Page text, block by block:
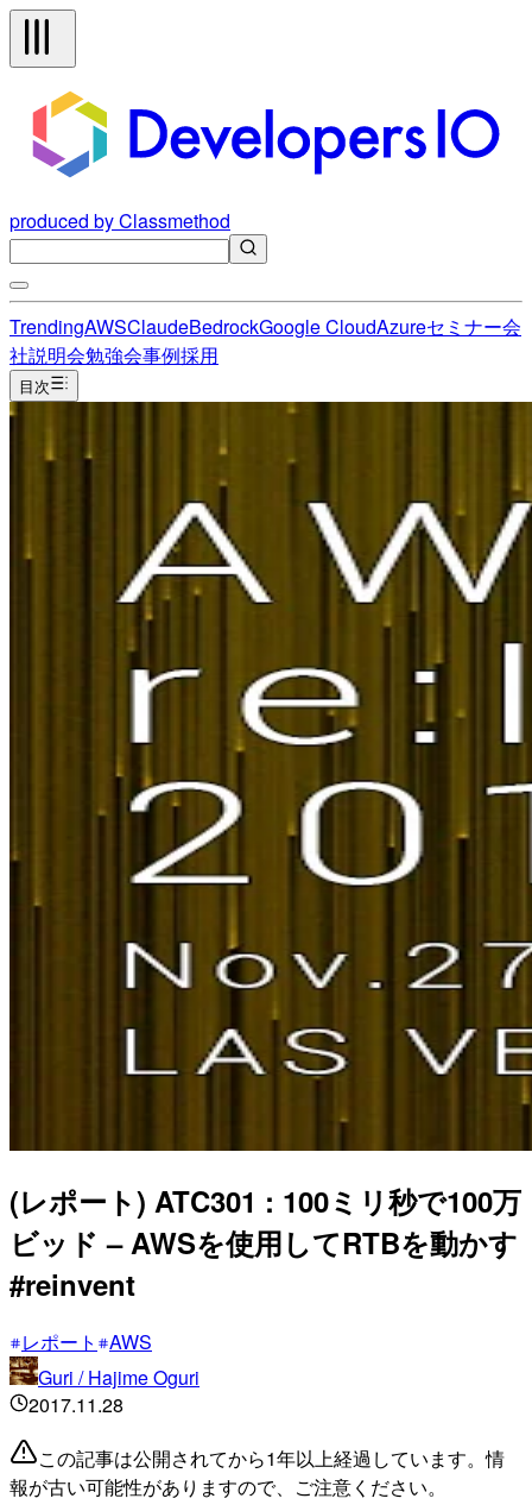
produced by Classmethod
TrendingAWSClaudeBedrockGoogle CloudAzureセミナー会
社説明会勉強会事例採用
目次
(レポート) ATC301 : 100ミリ秒で100万
ビッド – AWSを使用してRTBを動かす
#reinvent
レポート
AWS
Guri / Hajime Oguri
2017.11.28
この記事は公開されてから1年以上経過しています。情
報が古い可能性がありますので、ご注意ください。